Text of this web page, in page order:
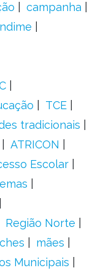
campanha
TCE
tradicionais
ATRICON
Escolar
Região Norte
mães
Municipais